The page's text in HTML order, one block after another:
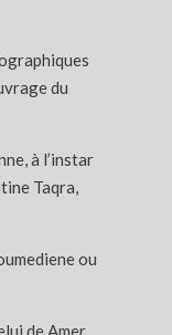
du
à l’instar
Taqra,
ou
de Amer